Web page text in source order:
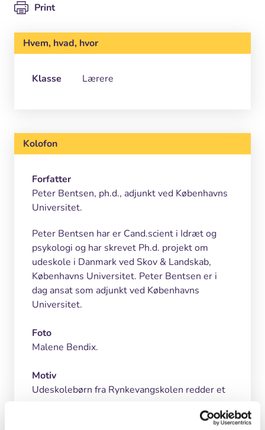
Print
Hvem, hvad, hvor
Klasse Lærere
Kolofon
Forfatter
Peter Bentsen, ph.d., adjunkt ved Københavns
Universitet.
Peter Bentsen har er Cand.scient i Idræt og
psykologi og har skrevet Ph.d. projekt om
udeskole i Danmark ved Skov & Landskab,
Københavns Universitet. Peter Bentsen er i
dag ansat som adjunkt ved Københavns
Universitet.
Foto
Malene Bendix.
Motiv
Udeskolebørn fra Rynkevangskolen redder et